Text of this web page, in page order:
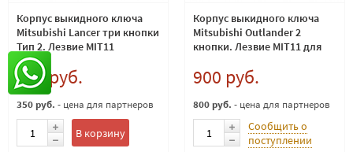
Корпус выкидного ключа
Mitsubishi Lancer три кнопки
Тип 2. Лезвие MIT11
390 руб.
350 руб. - цена для партнеров
В корзину
Корпус выкидного ключа
Mitsubishi Outlander 2
кнопки. Лезвие MIT11 для
900 руб.
800 руб. - цена для партнеров
Сообщить о
поступлении